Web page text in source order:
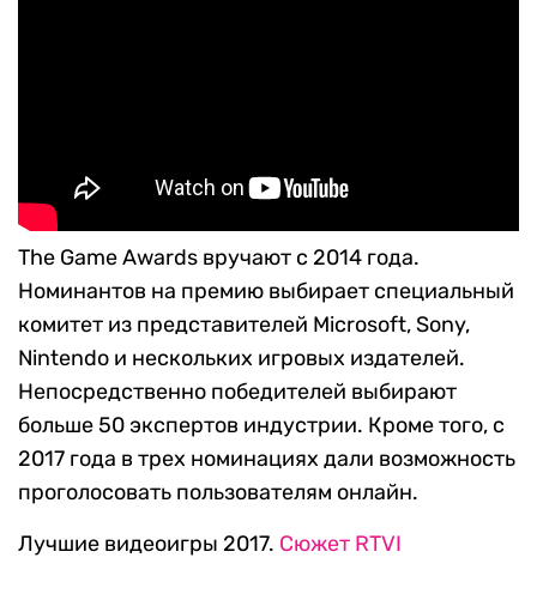
The Game Awards вручают с 2014 года.
Номинантов на премию выбирает специальный
комитет из представителей Microsoft, Sony,
Nintendo и нескольких игровых издателей.
Непосредственно победителей выбирают
больше 50 экспертов индустрии. Кроме того, с
2017 года в трех номинациях дали возможность
проголосовать пользователям онлайн.
Лучшие видеоигры 2017. Сюжет RTVI